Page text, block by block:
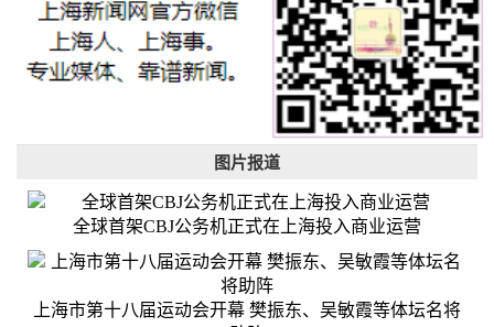
图片报道
全球首架CBJ公务机正式在上海投入商业运营
上海市第十八届运动会开幕 樊振东、吴敏霞等体坛名将